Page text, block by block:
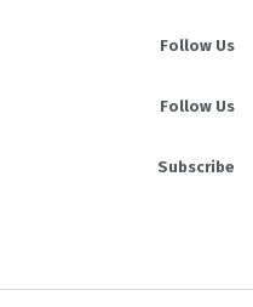
Follow Us
Follow Us
Subscribe